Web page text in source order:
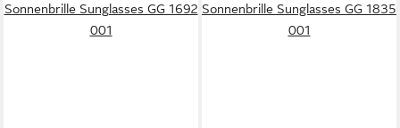
Sonnenbrille Sunglasses GG 1692
001
Sonnenbrille Sunglasses GG 1835
001